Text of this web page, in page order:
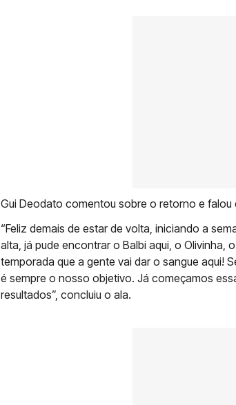
Gui Deodato comentou sobre o retorno e
“Feliz demais de estar de volta, iniciando a
alta, já pude encontrar o Balbi aqui, o Olivinha,
temporada que a gente vai dar o sangue aqui!
é sempre o nosso objetivo. Já começamos
resultados”, concluiu o ala.